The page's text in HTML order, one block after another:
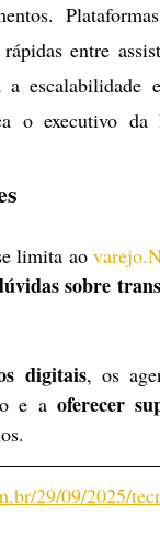
entre
escalabilidade
o executivo
limita ao
sobre
digitais, os
e a oferecer
29/09/2025/